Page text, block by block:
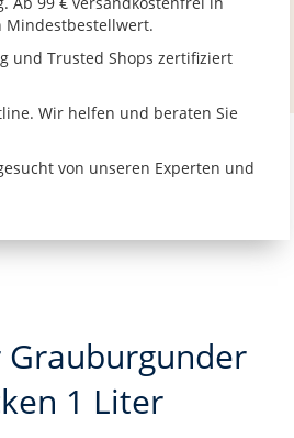
Mindestbestellwert.
und Trusted Shops zertifiziert
Wir helfen und beraten Sie
von unseren Experten und
1 Liter